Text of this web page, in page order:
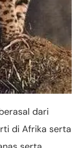
dari
di Afrika serta